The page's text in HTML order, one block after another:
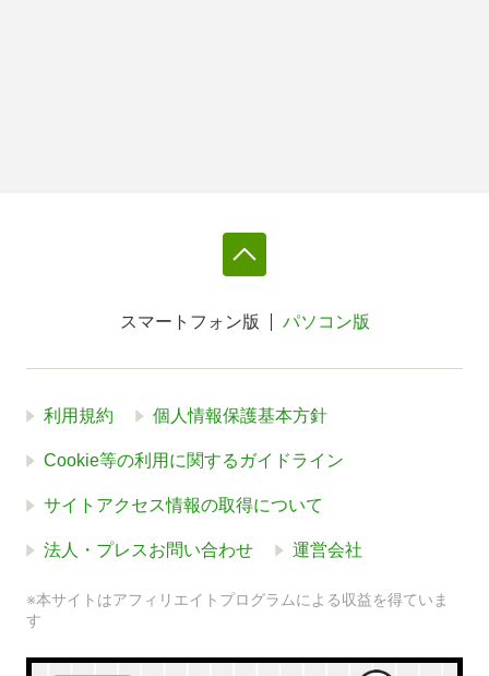
スマートフォン版 パソコン版
利用規約 個人情報保護基本方針
Cookie等の利用に関するガイドライン
サイトアクセス情報の取得について
法人・プレスお問い合わせ 運営会社
※本サイトはアフィリエイトプログラムによる収益を得ていま
す